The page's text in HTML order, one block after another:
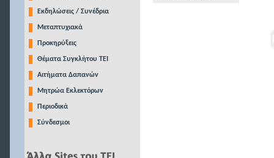
Εκδηλώσεις / Συνέδρια
Μεταπτυχιακά
Προκηρύξεις
Θέματα Συγκλήτου ΤΕΙ
Αιτήματα Δαπανών
Μητρώα Εκλεκτόρων
Περιοδικά
Σύνδεσμοι